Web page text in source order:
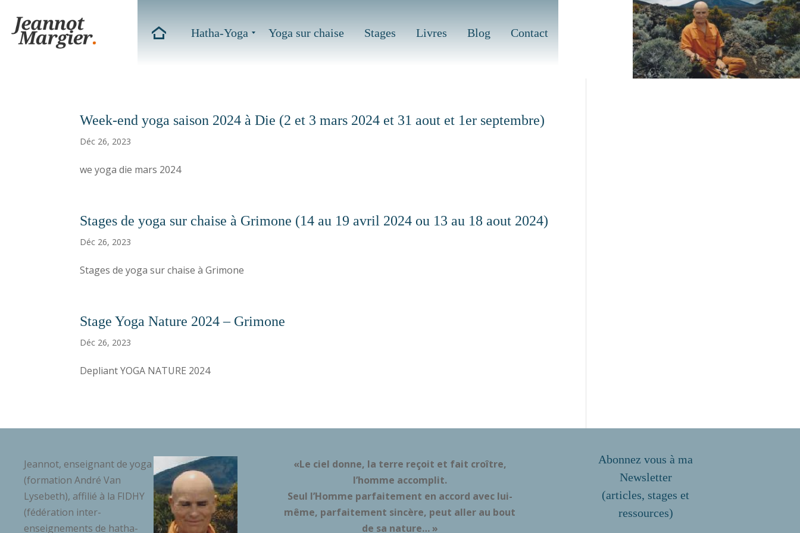
Hatha-Yoga Yoga sur chaise Stages Livres Blog Contact
Week-end yoga saison 2024 à Die (2 et 3 mars 2024 et 31 aout et 1er septembre)
Déc 26, 2023
we yoga die mars 2024
Stages de yoga sur chaise à Grimone (14 au 19 avril 2024 ou 13 au 18 aout 2024)
Déc 26, 2023
Stages de yoga sur chaise à Grimone
Stage Yoga Nature 2024 – Grimone
Déc 26, 2023
Depliant YOGA NATURE 2024
Jeannot, enseignant de yoga
(formation André Van
Lysebeth), affilié à la FIDHY
(fédération inter-
enseignements de hatha-
«Le ciel donne, la terre reçoit et fait croître,
l’homme accomplit.
Seul l’Homme parfaitement en accord avec lui-
même, parfaitement sincère, peut aller au bout
de sa nature… »
Abonnez vous à ma
Newsletter
(articles, stages et
ressources)